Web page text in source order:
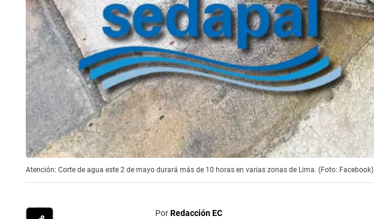
Atención: Corte de agua este 2 de mayo durará más de 10 horas en varias zonas de Lima. (Foto: Facebook)
PorRedacción EC